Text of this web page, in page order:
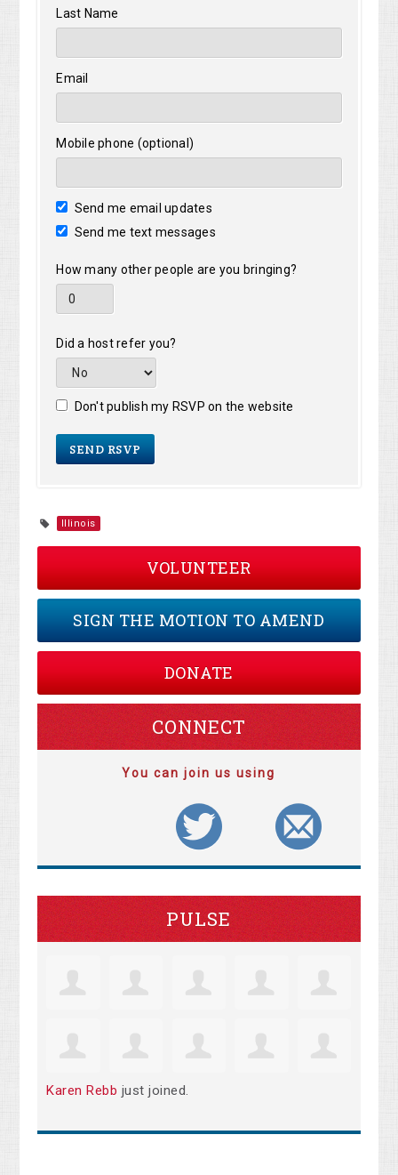
Last Name
Email
Mobile phone (optional)
Send me email updates
Send me text messages
How many other people are you bringing?
Did a host refer you?
Don't publish my RSVP on the website
Illinois
VOLUNTEER
SIGN THE MOTION TO AMEND
DONATE
CONNECT
You can join us using
PULSE
Karen Rebb just joined.